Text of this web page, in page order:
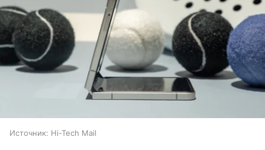
Источник: Hi-Tech Mail